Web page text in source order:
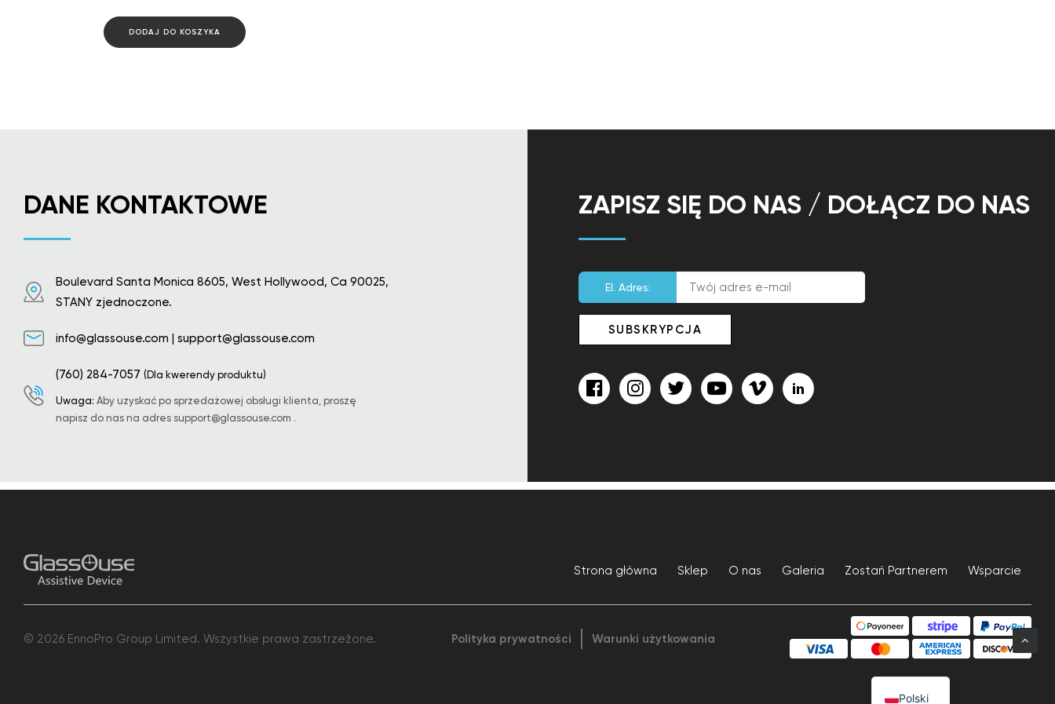
DODAJ DO KOSZYKA
DANE KONTAKTOWE
Boulevard Santa Monica 8605, West Hollywood, Ca 90025,
STANY zjednoczone.
info@glassouse.com | support@glassouse.com
(760) 284-7057 (Dla kwerendy produktu)
Uwaga: Aby uzyskać po sprzedażowej obsługi klienta, proszę
napisz do nas na adres support@glassouse.com .
ZAPISZ SIĘ DO NAS / DOŁĄCZ DO NAS
El. Adres:
Strona główna Sklep O nas Galeria Zostań Partnerem Wsparcie
© 2026 EnnoPro Group Limited. Wszystkie prawa zastrzeżone. Polityka prywatności Warunki użytkowania
Polski